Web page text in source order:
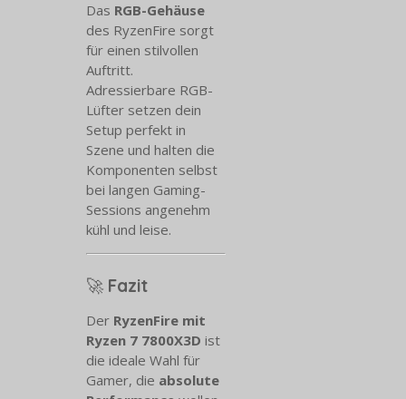
Das RGB-Gehäuse
des RyzenFire sorgt
für einen stilvollen
Auftritt.
Adressierbare RGB-
Lüfter setzen dein
Setup perfekt in
Szene und halten die
Komponenten selbst
bei langen Gaming-
Sessions angenehm
kühl und leise.
🚀 Fazit
Der RyzenFire mit
Ryzen 7 7800X3D ist
die ideale Wahl für
Gamer, die absolute